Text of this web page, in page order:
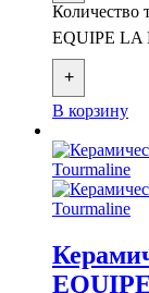
Количество
EQUIPE LA
+
В корзину